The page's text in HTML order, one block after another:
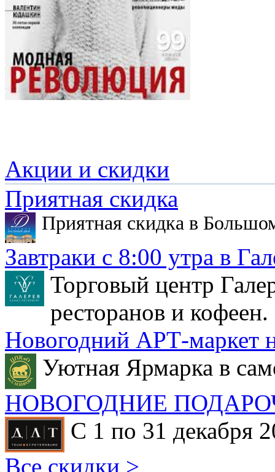
Акции и скидки
Приятная скидка
Приятная скидка в
Завтраки с 8:00 утра в
Торговый центр
ресторанов и кофеен.
Новогодний АРТ-маркет
Уютная Ярмарка в
НОВОГОДНИЕ
С 1 по 31 декабря
Все скидки >